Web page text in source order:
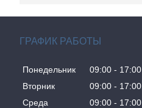
ГРАФИК РАБОТЫ
Понедельник 09:00
17:00
Вторник
09:00
17:00
Среда
09:00 17:00